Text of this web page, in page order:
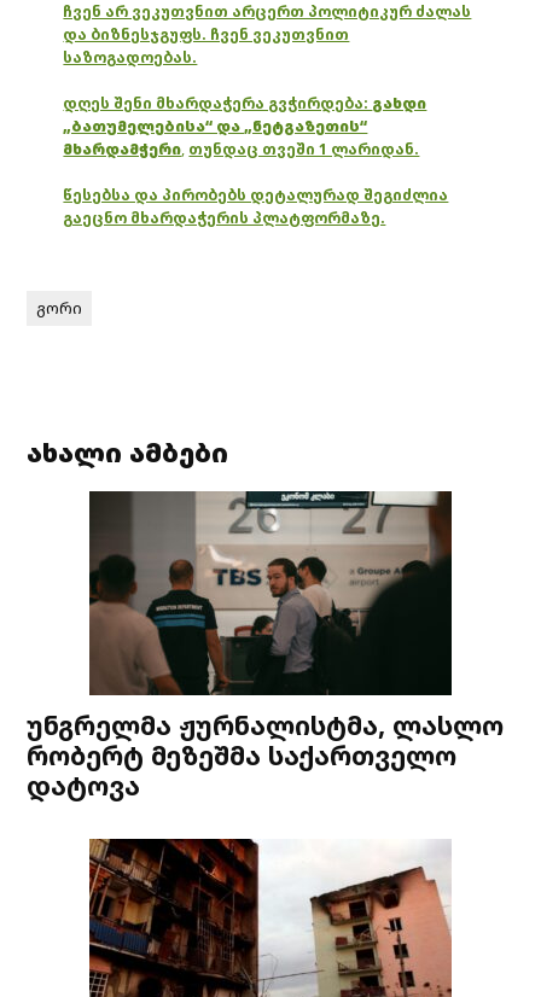
ჩვენ არ ვეკუთვნით არცერთ პოლიტიკურ ძალას
და ბიზნესჯგუფს. ჩვენ ვეკუთვნით
საზოგადოებას.
დღეს შენი მხარდაჭერა გვჭირდება: გახდი
„ბათუმელებისა“ და „ნეტგაზეთის“
მხარდამჭერი, თუნდაც თვეში 1 ლარიდან.
წესებსა და პირობებს დეტალურად შეგიძლია
გაეცნო მხარდაჭერის პლატფორმაზე.
გორი
ახალი ამბები
უნგრელმა ჟურნალისტმა, ლასლო
რობერტ მეზეშმა საქართველო
დატოვა